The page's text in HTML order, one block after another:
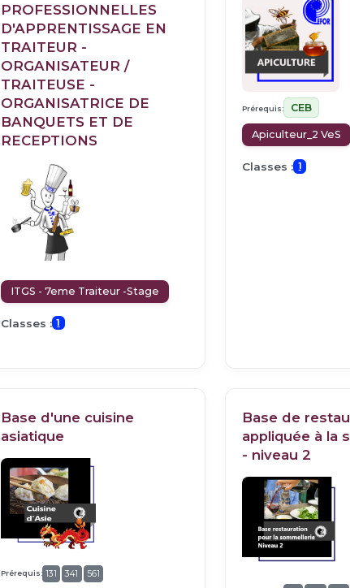
PROFESSIONNELLES
D'APPRENTISSAGE EN
TRAITEUR -
ORGANISATEUR /
TRAITEUSE -
ORGANISATRICE DE
BANQUETS ET DE
RECEPTIONS
ITGS - 7eme Traiteur -Stage
Classes : 1
Prérequis: CEB
Apiculteur_2 VeS
Classes : 1
Base d'une cuisine
asiatique
Prérequis: 131 341 561
Base de
appliquée à la
- niveau 2